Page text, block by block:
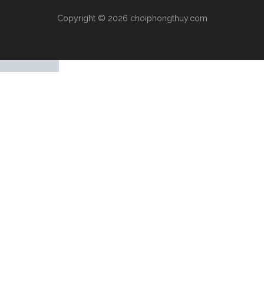
Copyright © 2026 choiphongthuy.com